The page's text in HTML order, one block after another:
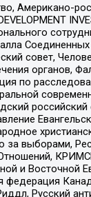
Американо-
Соединенных
совет,
органов,
по
за выборами,
Отношений,
и Восточной
федерация
Русский